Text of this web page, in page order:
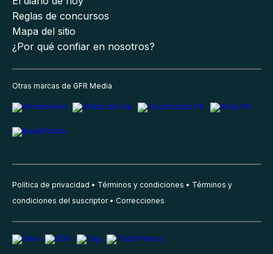
Reglas de concursos
Mapa del sitio
¿Por qué confiar en nosotros?
Otras marcas de GFR Media
Política de privacidad Términos y condiciones
Términos y
condiciones del suscriptor
Correcciones